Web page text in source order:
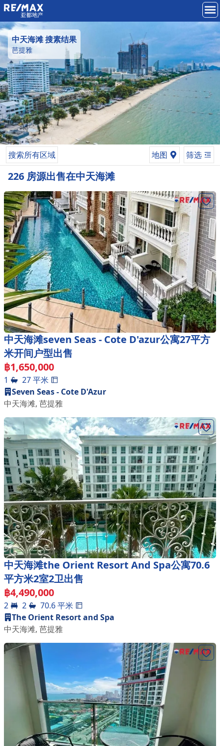
中天海滩搜素结果
芭提雅
搜索所有区域 地图 筛选
226 房源出售在中天海滩
中天海滩seven Seas - Cote D'azur公寓27平方
米开间户型出售
฿1,650,000
1 27平米
Seven Seas - Cote D'Azur
中天海滩, 芭提雅
中天海滩the Orient Resort And Spa公寓70.6
平方米2室2卫出售
฿4,490,000
2 2 70.6平米
The Orient Resort and Spa
中天海滩, 芭提雅